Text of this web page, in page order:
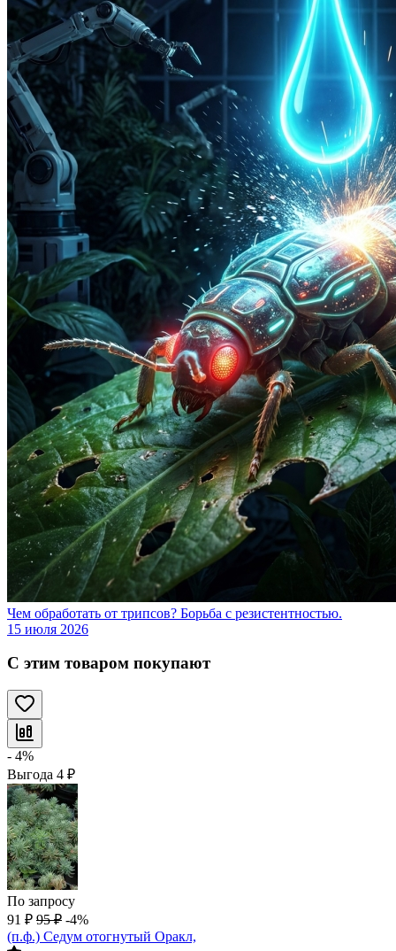
Чем обработать от трипсов? Борьба с резистентностью.
15 июля 2026
С этим товаром покупают
- 4%
Выгода 4 ₽
По запросу
91 ₽ 95 ₽ -4%
(п.ф.) Седум отогнутый Оракл,